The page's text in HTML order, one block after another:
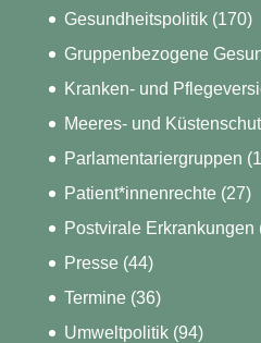
Gesundheitspolitik(170)
Gruppenbezogene
Kranken- und
Meeres- und
Parlamentariergruppen
Patient*innenrechte(27)
Postvirale Erkrankungen
Presse(44)
Termine(36)
Umweltpolitik(94)